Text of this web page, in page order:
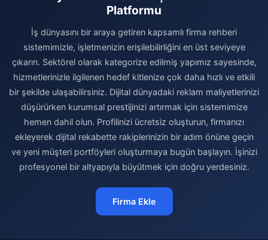
Platformu
İş dünyasını bir araya getiren kapsamlı firma rehberi
sistemimizle, işletmenizin erişilebilirliğini en üst seviyeye
çıkarın. Sektörel olarak kategorize edilmiş yapımız sayesinde,
hizmetlerinizle ilgilenen hedef kitlenize çok daha hızlı ve etkili
bir şekilde ulaşabilirsiniz. Dijital dünyadaki reklam maliyetlerinizi
düşürürken kurumsal prestijinizi artırmak için sistemimize
hemen dahil olun. Profilinizi ücretsiz oluşturun, firmanızı
ekleyerek dijital rekabette rakiplerinizin bir adım önüne geçin
ve yeni müşteri portföyleri oluşturmaya bugün başlayın. İşinizi
profesyonel bir altyapıyla büyütmek için doğru yerdesiniz.
Firma Ekle